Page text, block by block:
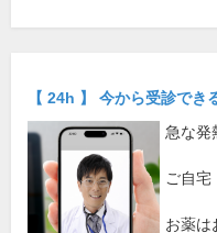
【 24h 】 今から受診でき
急な発
ご自宅
お薬は